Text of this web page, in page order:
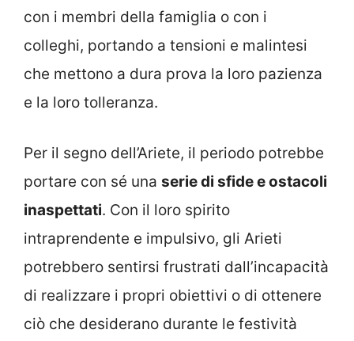
con i membri della famiglia o con i
colleghi, portando a tensioni e malintesi
che mettono a dura prova la loro pazienza
e la loro tolleranza.
Per il segno dell’Ariete, il periodo potrebbe
portare con sé una serie di sfide e ostacoli
inaspettati. Con il loro spirito
intraprendente e impulsivo, gli Arieti
potrebbero sentirsi frustrati dall’incapacità
di realizzare i propri obiettivi o di ottenere
ciò che desiderano durante le festività